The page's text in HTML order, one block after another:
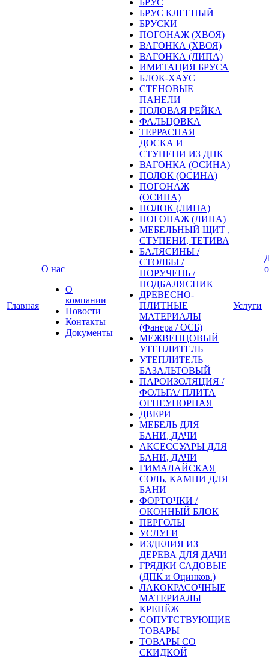
Главная
О нас
О
компании
Новости
Контакты
Документы
БРУС
БРУС КЛЕЕНЫЙ
БРУСКИ
ПОГОНАЖ (ХВОЯ)
ВАГОНКА (ХВОЯ)
ВАГОНКА (ЛИПА)
ИМИТАЦИЯ БРУСА
БЛОК-ХАУС
СТЕНОВЫЕ
ПАНЕЛИ
ПОЛОВАЯ РЕЙКА
ФАЛЬЦОВКА
ТЕРРАСНАЯ
ДОСКА И
СТУПЕНИ ИЗ ДПК
ВАГОНКА (ОСИНА)
ПОЛОК (ОСИНА)
ПОГОНАЖ
(ОСИНА)
ПОЛОК (ЛИПА)
ПОГОНАЖ (ЛИПА)
МЕБЕЛЬНЫЙ ЩИТ ,
СТУПЕНИ, ТЕТИВА
БАЛЯСИНЫ /
СТОЛБЫ /
ПОРУЧЕНЬ /
ПОДБАЛЯСНИК
ДРЕВЕСНО-
ПЛИТНЫЕ
МАТЕРИАЛЫ
(Фанера / ОСБ)
МЕЖВЕНЦОВЫЙ
УТЕПЛИТЕЛЬ
УТЕПЛИТЕЛЬ
БАЗАЛЬТОВЫЙ
ПАРОИЗОЛЯЦИЯ /
ФОЛЬГА/ ПЛИТА
ОГНЕУПОРНАЯ
ДВЕРИ
МЕБЕЛЬ ДЛЯ
БАНИ, ДАЧИ
АКСЕССУАРЫ ДЛЯ
БАНИ, ДАЧИ
ГИМАЛАЙСКАЯ
СОЛЬ, КАМНИ ДЛЯ
БАНИ
ФОРТОЧКИ /
ОКОННЫЙ БЛОК
ПЕРГОЛЫ
УСЛУГИ
ИЗДЕЛИЯ ИЗ
ДЕРЕВА ДЛЯ ДАЧИ
ГРЯДКИ САДОВЫЕ
(ДПК и Оцинков.)
ЛАКОКРАСОЧНЫЕ
МАТЕРИАЛЫ
КРЕПЁЖ
СОПУТСТВУЮЩИЕ
ТОВАРЫ
ТОВАРЫ СО
СКИДКОЙ
Услуги